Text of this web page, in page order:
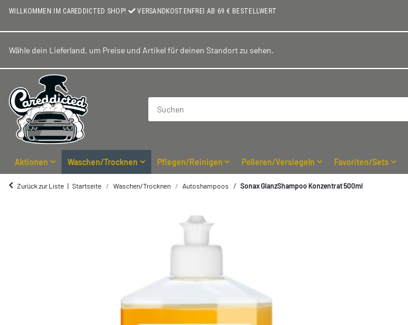
WILLKOMMEN IM CAREDDICTED SHOP! VERSANDKOSTENFREI AB 69 € BESTELLWERT
Wähle dein Lieferland, um Preise und Artikel für deinen Standort zu sehen.
Aktionen Waschen/Trocknen Pflegen/Reinigen Polieren/Versiegeln Favoriten/Sets
Zurück zur Liste Startseite Waschen/Trocknen Autoshampoos Sonax GlanzShampoo Konzentrat 500ml